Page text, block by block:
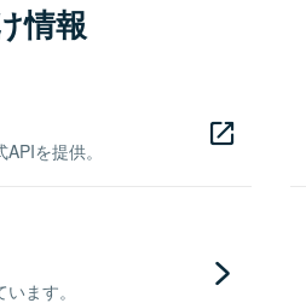
情報
を提供。
ます。